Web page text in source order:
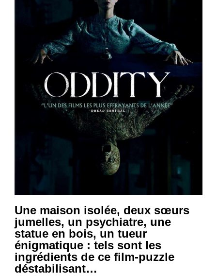
Une maison isolée, deux sœurs
jumelles, un psychiatre, une
statue en bois, un tueur
énigmatique : tels sont les
ingrédients de ce film-puzzle
déstabilisant…